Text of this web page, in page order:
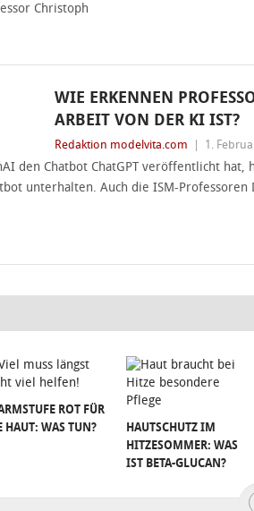
Christoph
WIE ERKENNEN
ARBEIT VON DER KI IST?
Redaktion modelvita.com 1.
den Chatbot ChatGPT veröffentlicht hat,
unterhalten. Auch die ISM-Professoren
ROT FÜR
HAUT: WAS TUN?
HAUTSCHUTZ IM
HITZESOMMER: WAS
IST BETA-GLUCAN?